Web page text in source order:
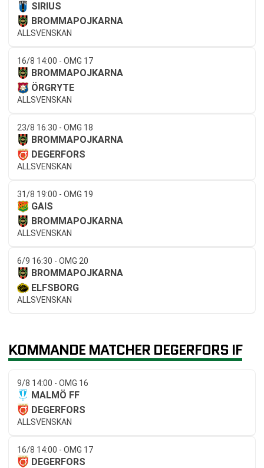
SIRIUS
BROMMAPOJKARNA
ALLSVENSKAN
16/8 14:00 - OMG 17
BROMMAPOJKARNA
ÖRGRYTE
ALLSVENSKAN
23/8 16:30 - OMG 18
BROMMAPOJKARNA
DEGERFORS
ALLSVENSKAN
31/8 19:00 - OMG 19
GAIS
BROMMAPOJKARNA
ALLSVENSKAN
6/9 16:30 - OMG 20
BROMMAPOJKARNA
ELFSBORG
ALLSVENSKAN
KOMMANDE MATCHER DEGERFORS IF
9/8 14:00 - OMG 16
MALMÖ FF
DEGERFORS
ALLSVENSKAN
16/8 14:00 - OMG 17
DEGERFORS